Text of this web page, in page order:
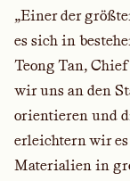
„Einer der
es sich in
Teong Tan,
wir uns an den
orientieren und
erleichtern wir
Materialien in